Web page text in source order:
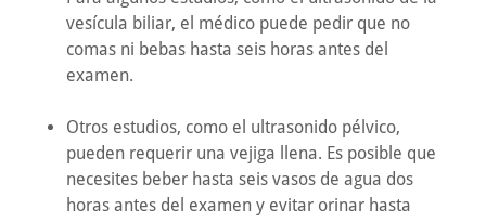
vesícula biliar, el médico puede pedir que no
comas ni bebas hasta seis horas antes del
examen.
Otros estudios, como el ultrasonido pélvico,
pueden requerir una vejiga llena. Es posible que
necesites beber hasta seis vasos de agua dos
horas antes del examen y evitar orinar hasta